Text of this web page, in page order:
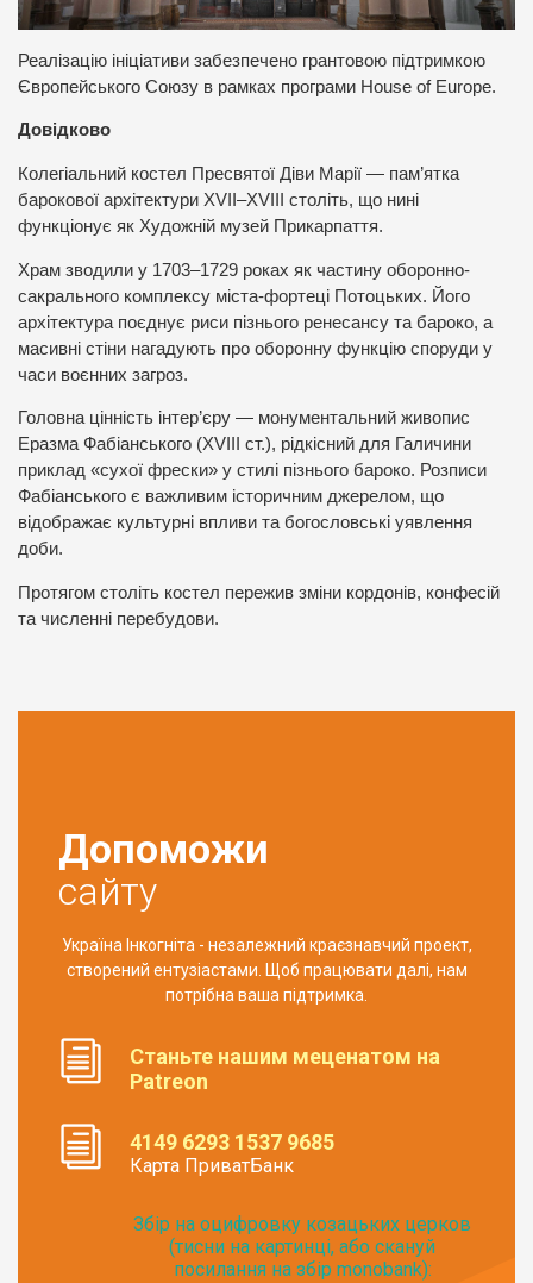
Реалізацію ініціативи забезпечено грантовою підтримкою
Європейського Союзу в рамках програми House of Europe.
Довідково
Колегіальний костел Пресвятої Діви Марії — пам’ятка
барокової архітектури XVII–XVIII століть, що нині
функціонує як Художній музей Прикарпаття.
Храм зводили у 1703–1729 роках як частину оборонно-
сакрального комплексу міста-фортеці Потоцьких. Його
архітектура поєднує риси пізнього ренесансу та бароко, а
масивні стіни нагадують про оборонну функцію споруди у
часи воєнних загроз.
Головна цінність інтер’єру — монументальний живопис
Еразма Фабіанського (XVIII ст.), рідкісний для Галичини
приклад «сухої фрески» у стилі пізнього бароко. Розписи
Фабіанського є важливим історичним джерелом, що
відображає культурні впливи та богословські уявлення
доби.
Протягом століть костел пережив зміни кордонів, конфесій
та численні перебудови.
Допоможи
сайту
Україна Інкогніта - незалежний краєзнавчий проект,
створений ентузіастами. Щоб працювати далі, нам
потрібна ваша підтримка.
Станьте нашим меценатом на
Patreon
4149 6293 1537 9685
Карта ПриватБанк
Збір на оцифровку козацьких церков
(тисни на картинці, або скануй
посилання на збір monobank):